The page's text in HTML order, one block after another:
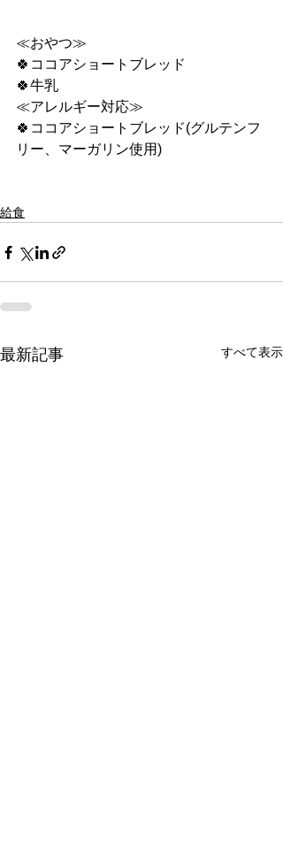
≪おやつ≫
🍀ココアショートブレッド
🍀牛乳
≪アレルギー対応≫
🍀ココアショートブレッド(グルテンフ
リー、マーガリン使用)
給食
最新記事 すべて表示